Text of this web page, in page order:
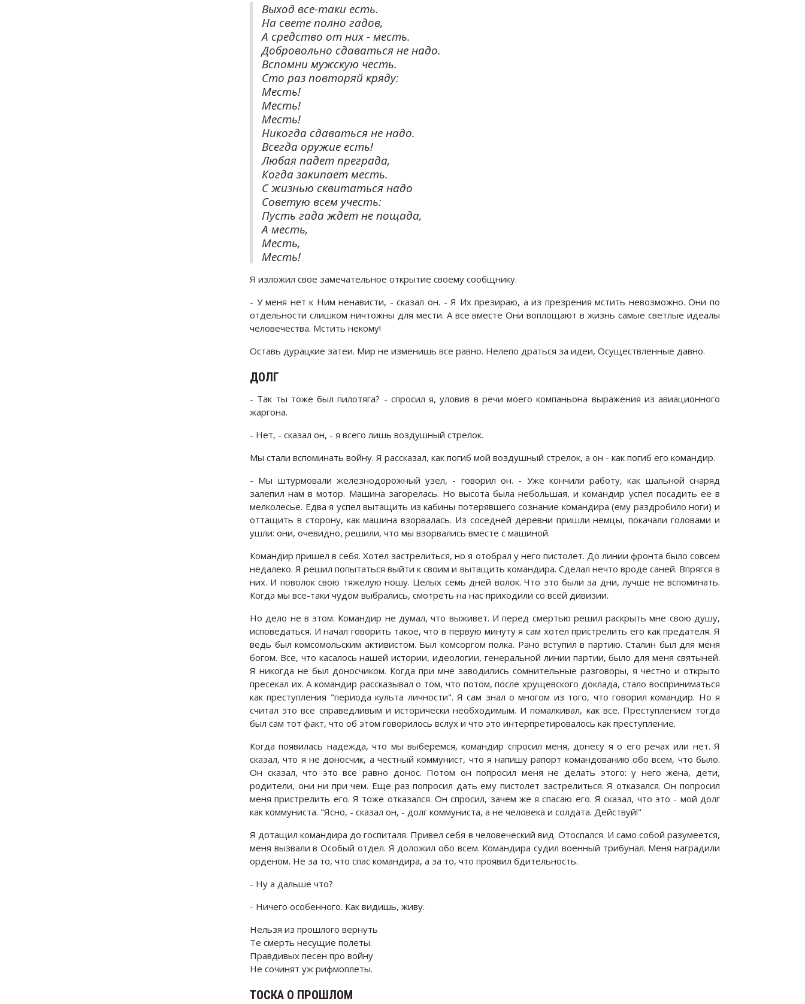
Выход все-таки есть.
На свете полно гадов,
А средство от них - месть.
Добровольно сдаваться не надо.
Вспомни мужскую честь.
Сто раз повторяй кряду:
Месть!
Месть!
Месть!
Никогда сдаваться не надо.
Всегда оружие есть!
Любая падет преграда,
Когда закипает месть.
С жизнью сквитаться надо
Советую всем учесть:
Пусть гада ждет не пощада,
А месть,
Месть,
Месть!
Я изложил свое замечательное открытие своему сообщнику.
- У меня нет к Ним ненависти, - сказал он. - Я Их презираю, а из презрения мстить невозможно. Они по
отдельности слишком ничтожны для мести. А все вместе Они воплощают в жизнь самые светлые идеалы
человечества. Мстить некому!
Оставь дурацкие затеи. Мир не изменишь все равно. Нелепо драться за идеи, Осуществленные давно.
ДОЛГ
- Так ты тоже был пилотяга? - спросил я, уловив в речи моего компаньона выражения из авиационного
жаргона.
- Нет, - сказал он, - я всего лишь воздушный стрелок.
Мы стали вспоминать войну. Я рассказал, как погиб мой воздушный стрелок, а он - как погиб его командир.
- Мы штурмовали железнодорожный узел, - говорил он. - Уже кончили работу, как шальной снаряд
залепил нам в мотор. Машина загорелась. Но высота была небольшая, и командир успел посадить ее в
мелколесье. Едва я успел вытащить из кабины потерявшего сознание командира (ему раздробило ноги) и
оттащить в сторону, как машина взорвалась. Из соседней деревни пришли немцы, покачали головами и
ушли: они, очевидно, решили, что мы взорвались вместе с машиной.
Командир пришел в себя. Хотел застрелиться, но я отобрал у него пистолет. До линии фронта было совсем
недалеко. Я решил попытаться выйти к своим и вытащить командира. Сделал нечто вроде саней. Впрягся в
них. И поволок свою тяжелую ношу. Целых семь дней волок. Что это были за дни, лучше не вспоминать.
Когда мы все-таки чудом выбрались, смотреть на нас приходили со всей дивизии.
Но дело не в этом. Командир не думал, что выживет. И перед смертью решил раскрыть мне свою душу,
исповедаться. И начал говорить такое, что в первую минуту я сам хотел пристрелить его как предателя. Я
ведь был комсомольским активистом. Был комсоргом полка. Рано вступил в партию. Сталин был для меня
богом. Все, что касалось нашей истории, идеологии, генеральной линии партии, было для меня святыней.
Я никогда не был доносчиком. Когда при мне заводились сомнительные разговоры, я честно и открыто
пресекал их. А командир рассказывал о том, что потом, после хрущевского доклада, стало восприниматься
как преступления "периода культа личности". Я сам знал о многом из того, что говорил командир. Но я
считал это все справедливым и исторически необходимым. И помалкивал, как все. Преступлением тогда
был сам тот факт, что об этом говорилось вслух и что это интерпретировалось как преступление.
Когда появилась надежда, что мы выберемся, командир спросил меня, донесу я о его речах или нет. Я
сказал, что я не доносчик, а честный коммунист, что я напишу рапорт командованию обо всем, что было.
Он сказал, что это все равно донос. Потом он попросил меня не делать этого: у него жена, дети,
родители, они ни при чем. Еще раз попросил дать ему пистолет застрелиться. Я отказался. Он попросил
меня пристрелить его. Я тоже отказался. Он спросил, зачем же я спасаю его. Я сказал, что это - мой долг
как коммуниста. "Ясно, - сказал он, - долг коммуниста, а не человека и солдата. Действуй!"
Я дотащил командира до госпиталя. Привел себя в человеческий вид. Отоспался. И само собой разумеется,
меня вызвали в Особый отдел. Я доложил обо всем. Командира судил военный трибунал. Меня наградили
орденом. Не за то, что спас командира, а за то, что проявил бдительность.
- Ну а дальше что?
- Ничего особенного. Как видишь, живу.
Нельзя из прошлого вернуть
Те смерть несущие полеты.
Правдивых песен про войну
Не сочинят уж рифмоплеты.
ТОСКА О ПРОШЛОМ